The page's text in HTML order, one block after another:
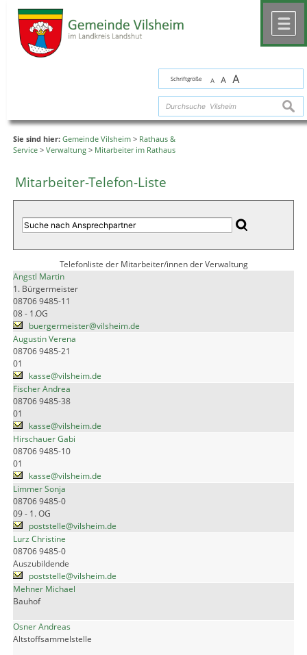
Schriftgröße A A A
Sie sind hier: Gemeinde Vilsheim > Rathaus &
Service > Verwaltung > Mitarbeiter im Rathaus
Mitarbeiter-Telefon-Liste
Telefonliste der Mitarbeiter/innen der Verwaltung
Angstl Martin
1. Bürgermeister
08706 9485-11
08 - 1.OG
buergermeister@vilsheim.de
Augustin Verena
08706 9485-21
01
kasse@vilsheim.de
Fischer Andrea
08706 9485-38
01
kasse@vilsheim.de
Hirschauer Gabi
08706 9485-10
01
kasse@vilsheim.de
Limmer Sonja
08706 9485-0
09 - 1. OG
poststelle@vilsheim.de
Lurz Christine
08706 9485-0
Auszubildende
poststelle@vilsheim.de
Mehner Michael
Bauhof
Osner Andreas
Altstoffsammelstelle